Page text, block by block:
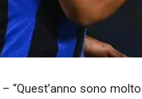
– “Quest’anno sono